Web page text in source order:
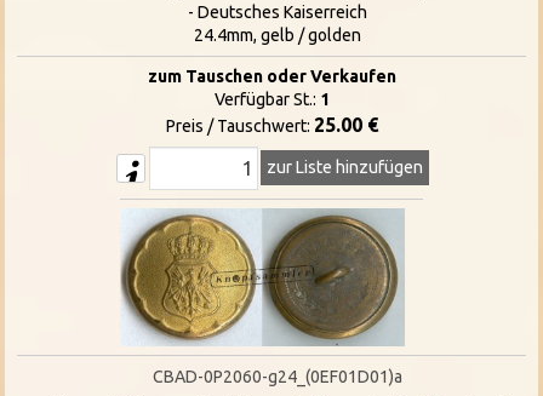
- Deutsches Kaiserreich
24.4mm, gelb / golden
zum Tauschen oder Verkaufen
Verfügbar St.: 1
Preis / Tauschwert: 25.00 €
zur Liste hinzufügen
CBAD-0P2060-g24_(0EF01D01)a